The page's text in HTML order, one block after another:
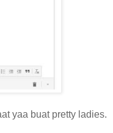
yaa buat pretty ladies.